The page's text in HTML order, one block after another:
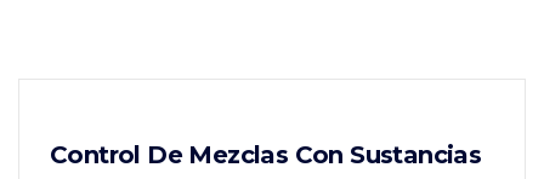
Control De Mezclas Con Sustancias